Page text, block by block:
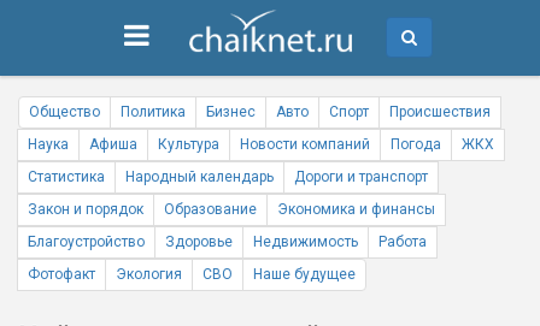
Общество Политика Бизнес Авто Спорт
Происшествия
Наука
Афиша Культура Новости компаний Погода
ЖКХ
Статистика
Народный календарь
Дороги и транспорт
Закон и порядок
Образование
Экономика и финансы
Благоустройство
Здоровье Недвижимость
Работа
Фотофакт
Экология СВО Наше будущее